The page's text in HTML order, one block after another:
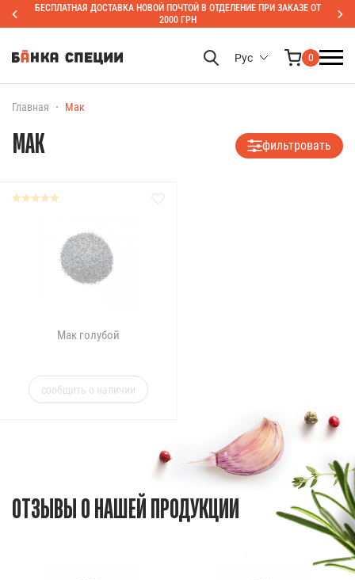
БЕСПЛАТНАЯ ДОСТАВКА НОВОЙ ПОЧТОЙ В ОТДЕЛЕНИЕ ПРИ ЗАКАЗЕ ОТ
2000 ГРН
Рус 0
Главная Мак
МАК фильтровать
Мак голубой
сообщить о наличии
ОТЗЫВЫ О НАШЕЙ ПРОДУКЦИИ